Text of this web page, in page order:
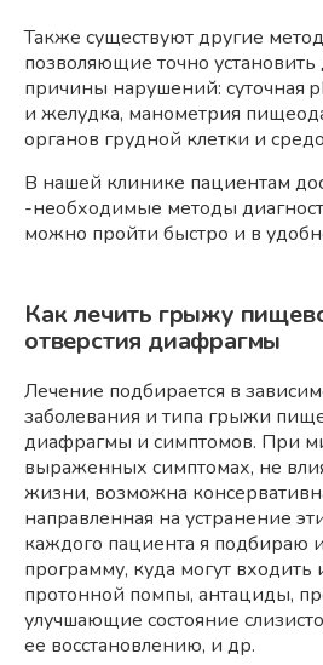
Также существуют другие
позволяющие точно установить
причины нарушений: суточная
и желудка, манометрия
органов грудной клетки и
В нашей клинике пациентам
-необходимые методы
можно пройти быстро и в
Как лечить грыжу
отверстия диафрагмы
Лечение подбирается в
заболевания и типа грыжи
диафрагмы и симптомов. При
выраженных симптомах, не
жизни, возможна
направленная на устранение
каждого пациента я подбираю
программу, куда могут
протонной помпы, антациды,
улучшающие состояние
ее восстановлению, и др.